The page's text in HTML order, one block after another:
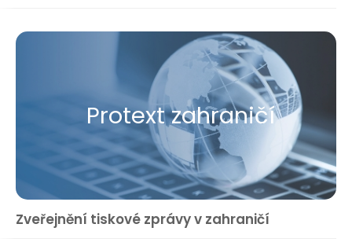
Protext zahraničí
Zveřejnění tiskové zprávy v zahraničí